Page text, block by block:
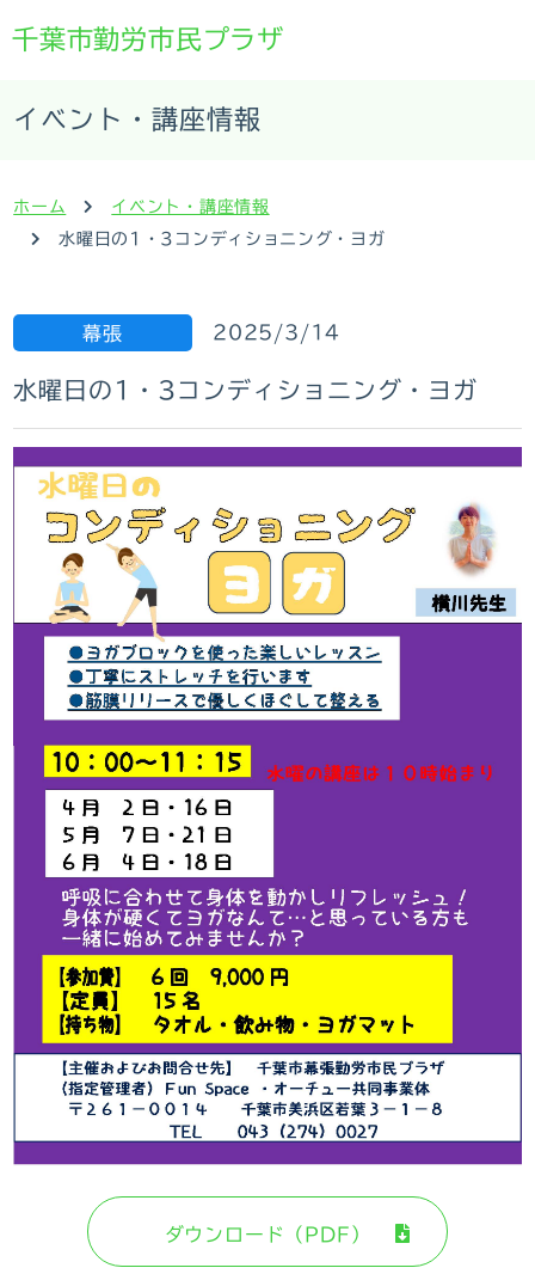
千葉市勤労市民プラザ
イベント・講座情報
ホーム
イベント・講座情報
水曜日の1・3コンディショニング・ヨガ
幕張 2025/3/14
水曜日の1・3コンディショニング・ヨガ
ダウンロード（PDF）